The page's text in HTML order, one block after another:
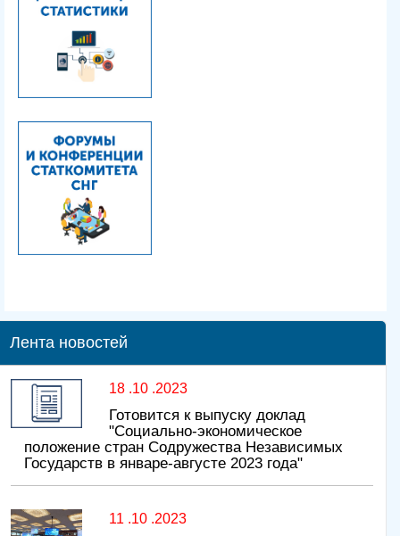
Лента новостей
18 .10 .2023
Готовится к выпуску доклад
"Социально-экономическое
положение стран Содружества Независимых
Государств в январе-августе 2023 года"
11 .10 .2023